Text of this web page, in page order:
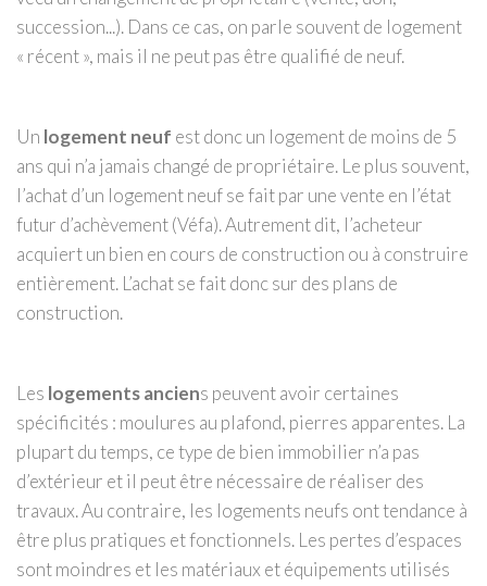
succession...). Dans ce cas, on parle souvent de logement
« récent », mais il ne peut pas être qualifié de neuf.
Un logement neuf est donc un logement de moins de 5
ans qui n’a jamais changé de propriétaire. Le plus souvent,
l’achat d’un logement neuf se fait par une vente en l’état
futur d’achèvement (Véfa). Autrement dit, l’acheteur
acquiert un bien en cours de construction ou à construire
entièrement. L’achat se fait donc sur des plans de
construction.
Les logements anciens peuvent avoir certaines
spécificités : moulures au plafond, pierres apparentes. La
plupart du temps, ce type de bien immobilier n’a pas
d’extérieur et il peut être nécessaire de réaliser des
travaux. Au contraire, les logements neufs ont tendance à
être plus pratiques et fonctionnels. Les pertes d’espaces
sont moindres et les matériaux et équipements utilisés